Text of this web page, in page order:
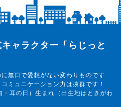
ャラクター「らじっと
無口で愛想がない変わりものです
ミュニケーション力は抜群です！
・耳の日）生まれ（出生地はときがわ